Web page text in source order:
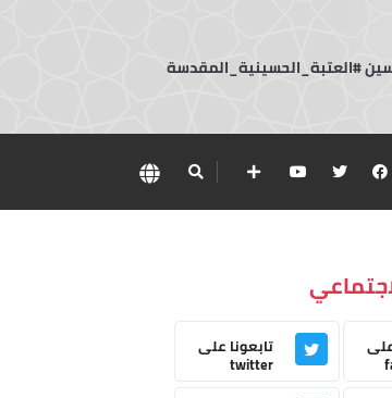
#العتبة_الحسينية_المقدسة
تابعونا على
twitter